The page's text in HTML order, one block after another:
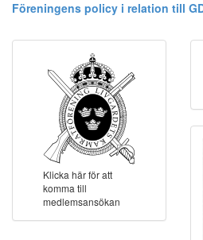
Föreningens policy i relation till
Klicka här för att
komma till
medlemsansökan